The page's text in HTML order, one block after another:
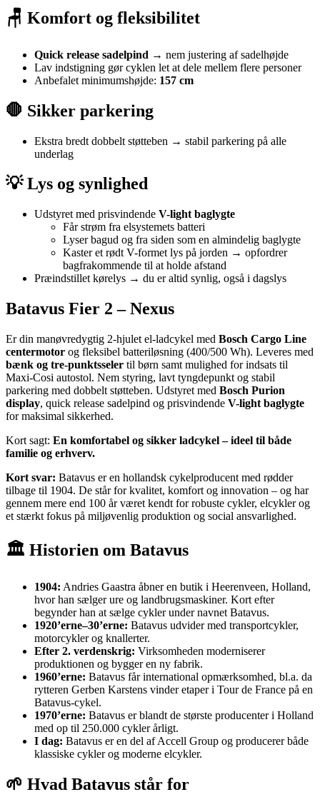
🪑 Komfort og fleksibilitet
Quick release sadelpind → nem justering af sadelhøjde
Lav indstigning gør cyklen let at dele mellem flere personer
Anbefalet minimumshøjde: 157 cm
🛑 Sikker parkering
Ekstra bredt dobbelt støtteben → stabil parkering på alle
underlag
💡 Lys og synlighed
Udstyret med prisvindende V-light baglygte
Får strøm fra elsystemets batteri
Lyser bagud og fra siden som en almindelig baglygte
Kaster et rødt V-formet lys på jorden → opfordrer
bagfrakommende til at holde afstand
Præindstillet kørelys → du er altid synlig, også i dagslys
Batavus Fier 2 – Nexus
Er din manøvredygtig 2-hjulet el-ladcykel med Bosch Cargo Line
centermotor og fleksibel batteriløsning (400/500 Wh). Leveres med
bænk og tre-punktsseler til børn samt mulighed for indsats til
Maxi-Cosi autostol. Nem styring, lavt tyngdepunkt og stabil
parkering med dobbelt støtteben. Udstyret med Bosch Purion
display, quick release sadelpind og prisvindende V-light baglygte
for maksimal sikkerhed.
Kort sagt: En komfortabel og sikker ladcykel – ideel til både
familie og erhverv.
Kort svar: Batavus er en hollandsk cykelproducent med rødder
tilbage til 1904. De står for kvalitet, komfort og innovation – og har
gennem mere end 100 år været kendt for robuste cykler, elcykler og
et stærkt fokus på miljøvenlig produktion og social ansvarlighed.
🏛 Historien om Batavus
1904: Andries Gaastra åbner en butik i Heerenveen, Holland,
hvor han sælger ure og landbrugsmaskiner. Kort efter
begynder han at sælge cykler under navnet Batavus.
1920’erne–30’erne: Batavus udvider med transportcykler,
motorcykler og knallerter.
Efter 2. verdenskrig: Virksomheden moderniserer
produktionen og bygger en ny fabrik.
1960’erne: Batavus får international opmærksomhed, bl.a. da
rytteren Gerben Karstens vinder etaper i Tour de France på en
Batavus-cykel.
1970’erne: Batavus er blandt de største producenter i Holland
med op til 250.000 cykler årligt.
I dag: Batavus er en del af Accell Group og producerer både
klassiske cykler og moderne elcykler.
🌱 Hvad Batavus står for